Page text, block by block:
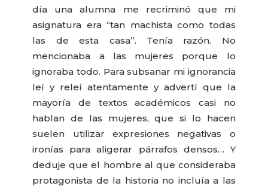
día una alumna me recriminó que mi
asignatura era “tan machista como todas
las de esta casa”. Tenía razón. No
mencionaba a las mujeres porque lo
ignoraba todo. Para subsanar mi ignorancia
leí y releí atentamente y advertí que la
mayoría de textos académicos casi no
hablan de las mujeres, que si lo hacen
suelen utilizar expresiones negativas o
ironías para aligerar párrafos densos… Y
deduje que el hombre al que consideraba
protagonista de la historia no incluía a las